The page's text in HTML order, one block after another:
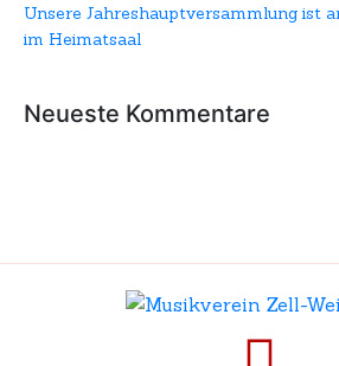
Unsere Jahreshauptversammlung ist
im Heimatsaal
Neueste Kommentare